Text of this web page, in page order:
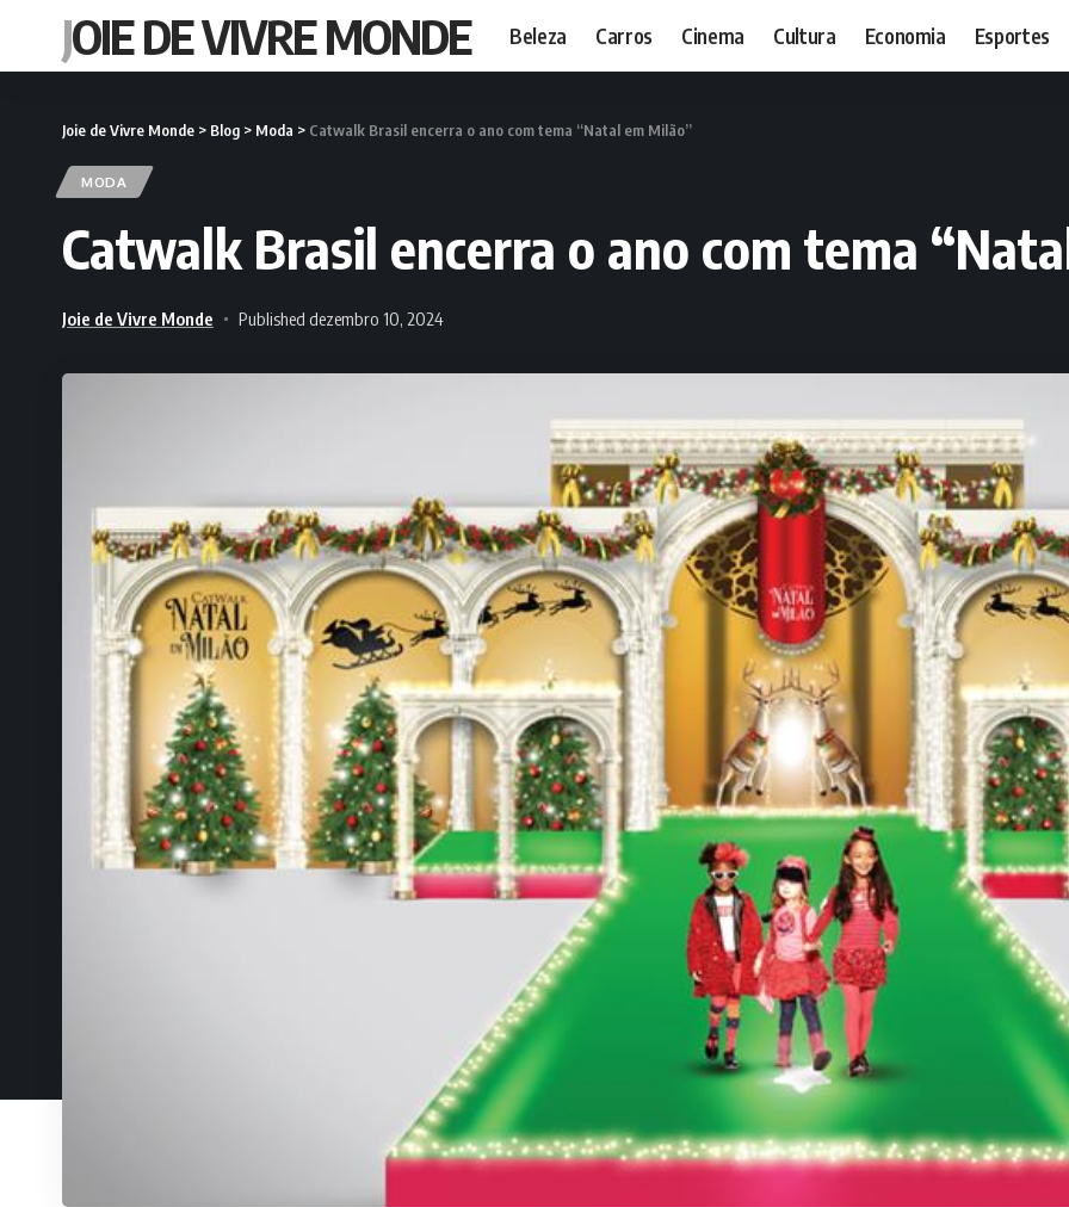
JOIE DE VIVRE MONDE Beleza Carros Cinema Cultura Economia Esportes
Joie de Vivre Monde > Blog > Moda > Catwalk Brasil encerra o ano com tema “Natal em Milão”
MODA
Catwalk Brasil encerra o ano com tema
Joie de Vivre Monde Published dezembro 10, 2024